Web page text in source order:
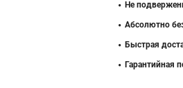
Не
Абсолютно
Быстрая
Гарантийная